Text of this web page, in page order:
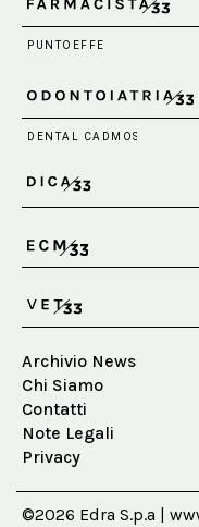
Archivio News
Chi Siamo
Contatti
Note Legali
Privacy
©2026 Edra S.p.a |